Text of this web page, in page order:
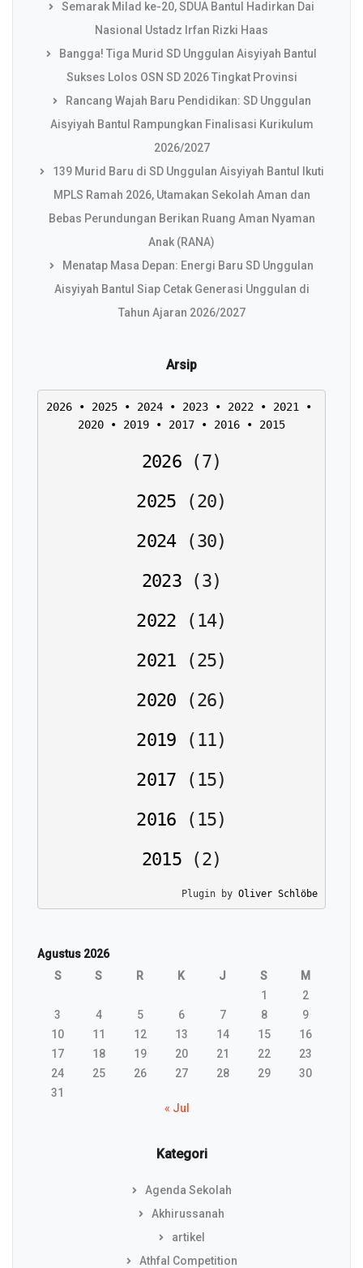
Semarak Milad ke-20, SDUA Bantul Hadirkan Dai
Nasional Ustadz Irfan Rizki Haas
Bangga! Tiga Murid SD Unggulan Aisyiyah Bantul
Sukses Lolos OSN SD 2026 Tingkat Provinsi
Rancang Wajah Baru Pendidikan: SD Unggulan
Aisyiyah Bantul Rampungkan Finalisasi Kurikulum
2026/2027
139 Murid Baru di SD Unggulan Aisyiyah Bantul Ikuti
MPLS Ramah 2026, Utamakan Sekolah Aman dan
Bebas Perundungan Berikan Ruang Aman Nyaman
Anak (RANA)
Menatap Masa Depan: Energi Baru SD Unggulan
Aisyiyah Bantul Siap Cetak Generasi Unggulan di
Tahun Ajaran 2026/2027
Arsip
2026 • 2025 • 2024 • 2023 • 2022 • 2021
2020 • 2019 • 2017 • 2016 • 2015
2026 (7)
2025
(20)
2024
(30)
2023
(3)
2022
( 14)
2021
(25)
2020
(26)
2019
( 11)
2017
( 15)
2016
( 15)
2015
(2)
Plugin by Oliver Schlöbe
Agustus 2026
S
S R K J S
M
1
2
3
4 5 6 7 8
9
10
11 12 13 14 15
16
17
18 19 20 21 22
23
24
25 26 27 28 29
30
31
« Jul
Kategori
Agenda Sekolah
Akhirussanah
artikel
Athfal Competition